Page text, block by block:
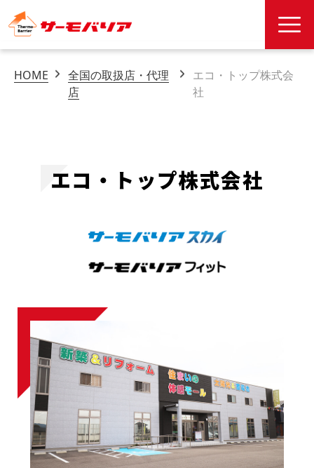
HOME
全国の取扱店・代理
店
エコ・トップ株式会
社
エコ・トップ株式会社